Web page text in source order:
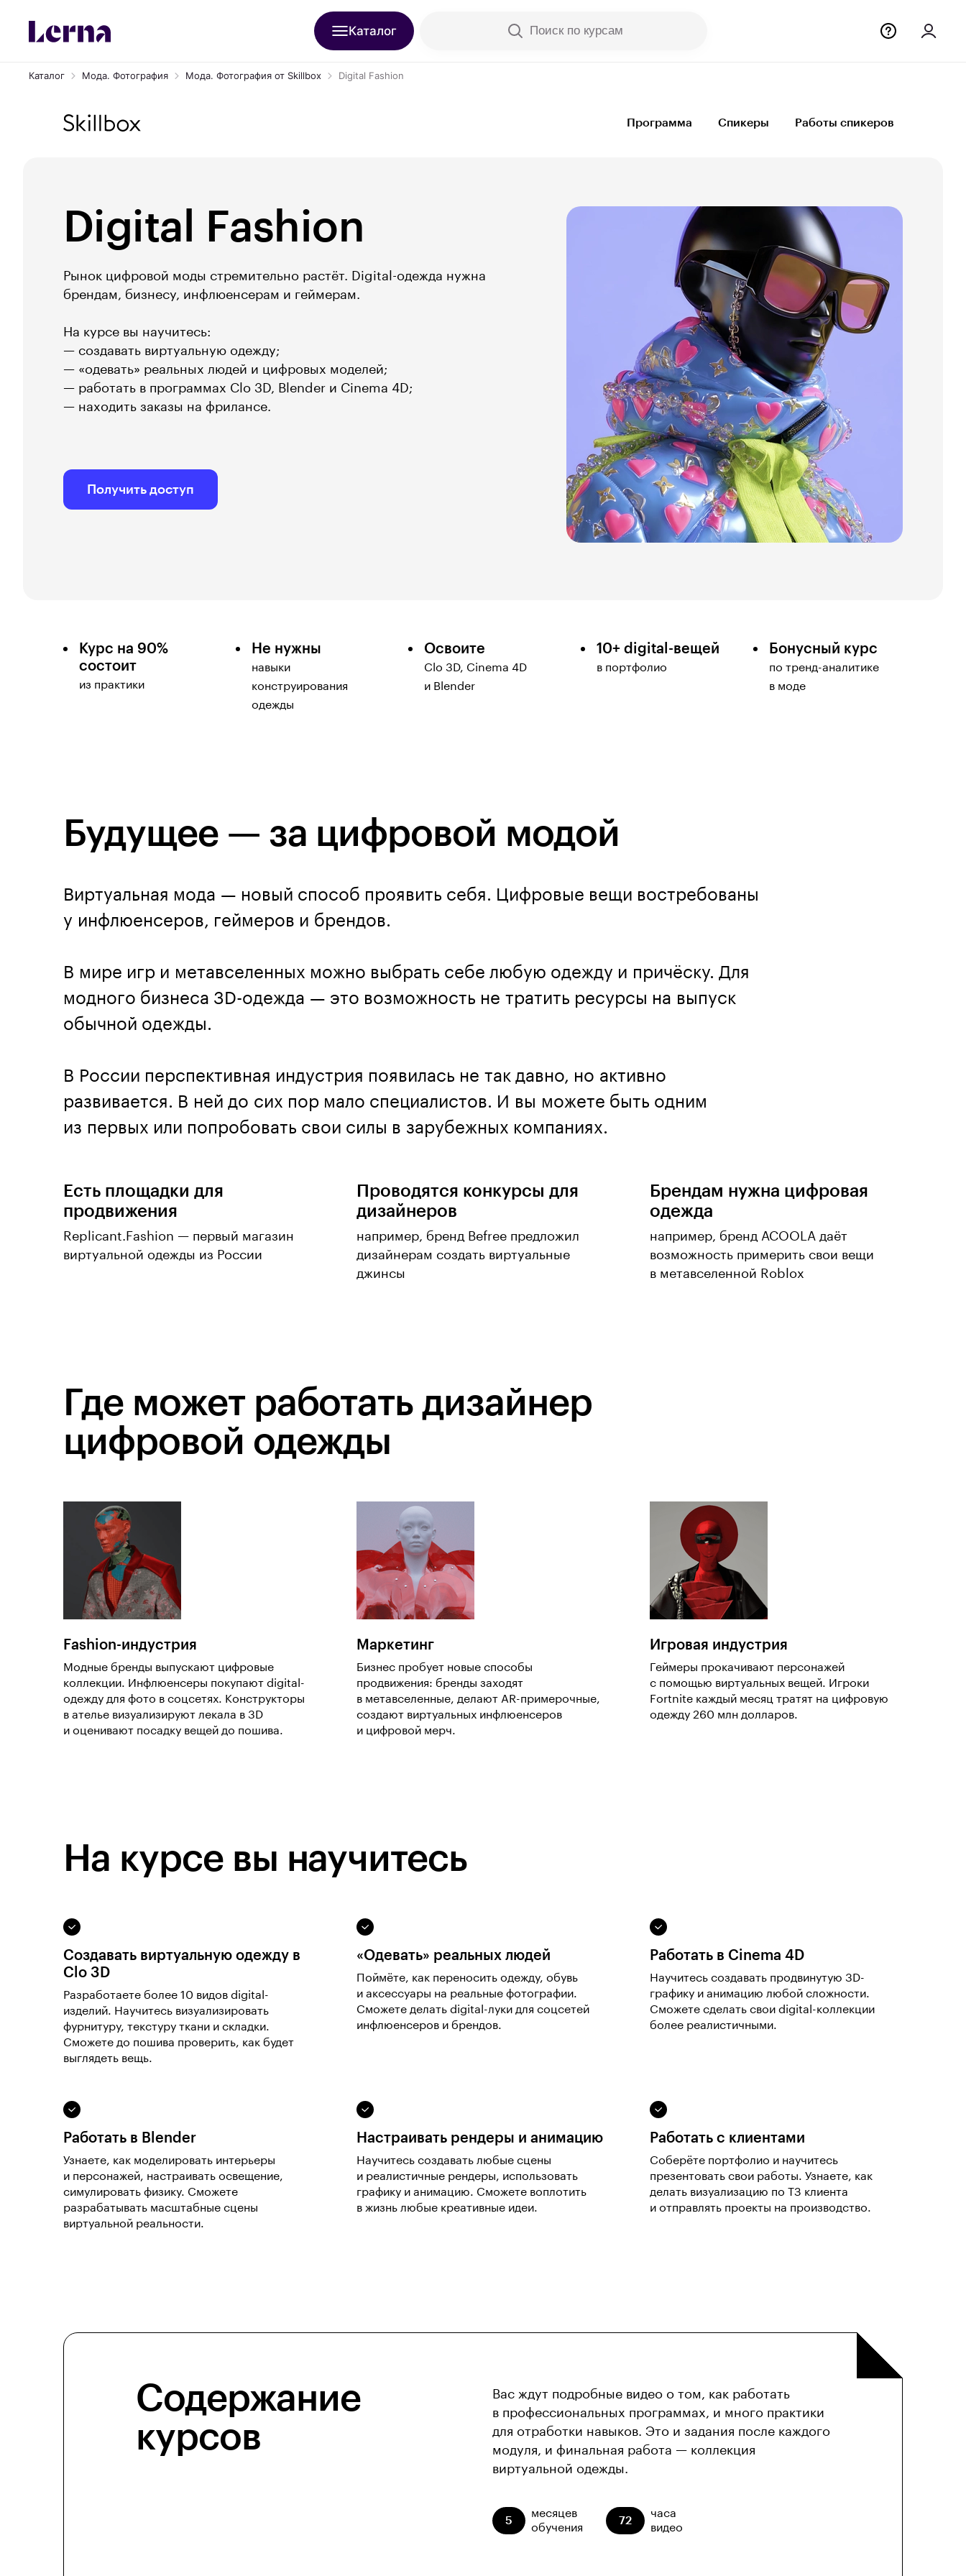
Каталог Поиск по курсам
Каталог Мода. Фотография Мода. Фотография от Skillbox Digital Fashion
Программа Спикеры Работы спикеров
Получить доступ
Digital Fashion
Рынок цифровой моды стремительно растёт. Digital-одежда нужна
брендам, бизнесу, инфлюенсерам и геймерам.
На курсе вы научитесь:
— создавать виртуальную одежду;
— «одевать» реальных людей и цифровых моделей;
— работать в программах Clo 3D, Blender и Cinema 4D;
— находить заказы на фрилансе.
Курс на 90%
состоит
из практики
Не нужны
навыки
конструирования
одежды
Освоите
Clo 3D, Cinema 4D
и Blender
10+ digital-вещей
в портфолио
Бонусный курс
по тренд-аналитике
в моде
Будущее — за цифровой модой
Виртуальная мода — новый способ проявить себя. Цифровые вещи востребованы
у инфлюенсеров, геймеров и брендов.
В мире игр и метавселенных можно выбрать себе любую одежду и причёску. Для
модного бизнеса 3D-одежда — это возможность не тратить ресурсы на выпуск
обычной одежды.
В России перспективная индустрия появилась не так давно, но активно
развивается. В ней до сих пор мало специалистов. И вы можете быть одним
из первых или попробовать свои силы в зарубежных компаниях.
Есть площадки для
продвижения
Replicant.Fashion — первый магазин
виртуальной одежды из России
Проводятся конкурсы для
дизайнеров
например, бренд Befree предложил
дизайнерам создать виртуальные
джинсы
Брендам нужна цифровая
одежда
например, бренд ACOOLA даёт
возможность примерить свои вещи
в метавселенной Roblox
Где может работать дизайнер
цифровой одежды
Fashion-индустрия
Модные бренды выпускают цифровые
коллекции. Инфлюенсеры покупают digital-
одежду для фото в соцсетях. Конструкторы
в ателье визуализируют лекала в 3D
и оценивают посадку вещей до пошива.
Маркетинг
Бизнес пробует новые способы
продвижения: бренды заходят
в метавселенные, делают AR-примерочные,
создают виртуальных инфлюенсеров
и цифровой мерч.
Игровая индустрия
Геймеры прокачивают персонажей
с помощью виртуальных вещей. Игроки
Fortnite каждый месяц тратят на цифровую
одежду 260 млн долларов.
На курсе вы научитесь
Создавать виртуальную одежду в
Clo 3D
Разработаете более 10 видов digital-
изделий. Научитесь визуализировать
фурнитуру, текстуру ткани и складки.
Сможете до пошива проверить, как будет
выглядеть вещь.
«Одевать» реальных людей
Поймёте, как переносить одежду, обувь
и аксессуары на реальные фотографии.
Сможете делать digital-луки для соцсетей
инфлюенсеров и брендов.
Работать в Cinema 4D
Научитесь создавать продвинутую 3D-
графику и анимацию любой сложности.
Сможете сделать свои digital-коллекции
более реалистичными.
Работать в Blender
Узнаете, как моделировать интерьеры
и персонажей, настраивать освещение,
симулировать физику. Сможете
разрабатывать масштабные сцены
виртуальной реальности.
Настраивать рендеры и анимацию
Научитесь создавать любые сцены
и реалистичные рендеры, использовать
графику и анимацию. Сможете воплотить
в жизнь любые креативные идеи.
Работать с клиентами
Соберёте портфолио и научитесь
презентовать свои работы. Узнаете, как
делать визуализацию по ТЗ клиента
и отправлять проекты на производство.
Содержание
курсов
Вас ждут подробные видео о том, как работать
в профессиональных программах, и много практики
для отработки навыков. Это и задания после каждого
модуля, и финальная работа — коллекция
виртуальной одежды.
5
месяцев
обучения
72
часа
видео